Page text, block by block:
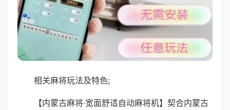
相关麻将玩法及特色;
【内蒙古麻将·宽面舒适自动麻将机】契合内蒙古